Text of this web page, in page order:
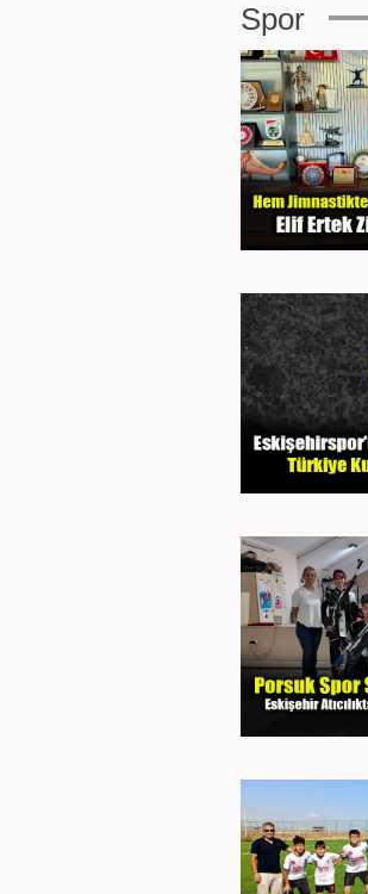
Spor